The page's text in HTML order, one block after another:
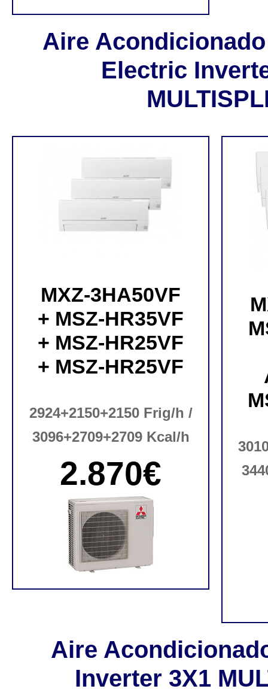
Aire
Electric
MXZ-3HA50VF
+ MSZ-HR35VF
+ MSZ-HR25VF
+ MSZ-HR25VF
2924+2150+2150 Frig/h /
3096+2709+2709 Kcal/h
2.870€
Aire
Inverter 3X1